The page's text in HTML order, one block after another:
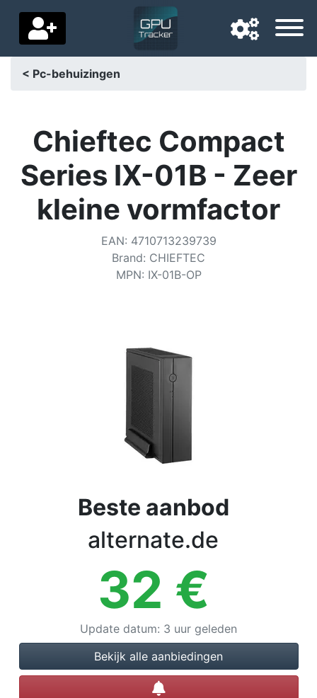
Favoriete bezorgland
Startpagina
Instellingen
< Pc-behuizingen
Chieftec Compact
Series IX-01B - Zeer
kleine vormfactor
EAN: 4710713239739
Brand: CHIEFTEC
MPN: IX-01B-OP
Beste aanbod
alternate.de
32 €
Update datum: 3 uur geleden
Bekijk alle aanbiedingen
Prijsalert instellen